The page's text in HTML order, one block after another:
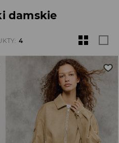
damskie
: 4